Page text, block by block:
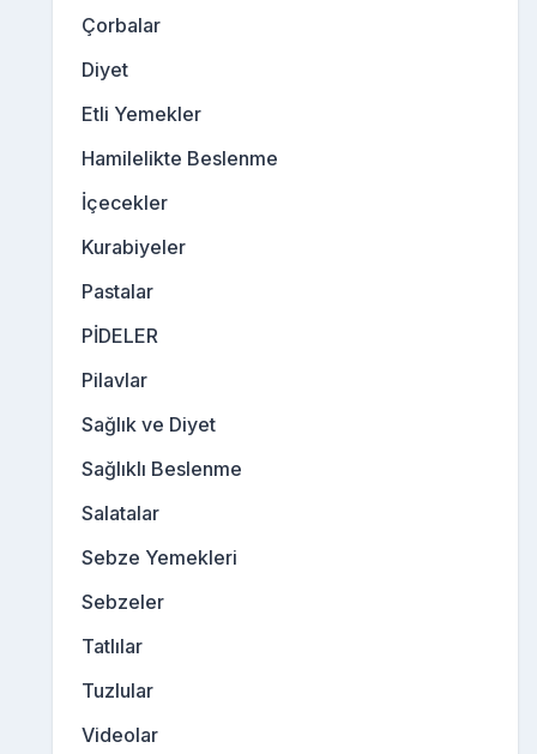
Çorbalar
Diyet
Etli Yemekler
Hamilelikte Beslenme
İçecekler
Kurabiyeler
Pastalar
PİDELER
Pilavlar
Sağlık ve Diyet
Sağlıklı Beslenme
Salatalar
Sebze Yemekleri
Sebzeler
Tatlılar
Tuzlular
Videolar